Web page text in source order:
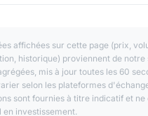
affichées sur cette page (prix,
historique) proviennent de notre
mis à jour toutes les 60
selon les plateformes
sont fournies à titre indicatif et ne
en investissement.